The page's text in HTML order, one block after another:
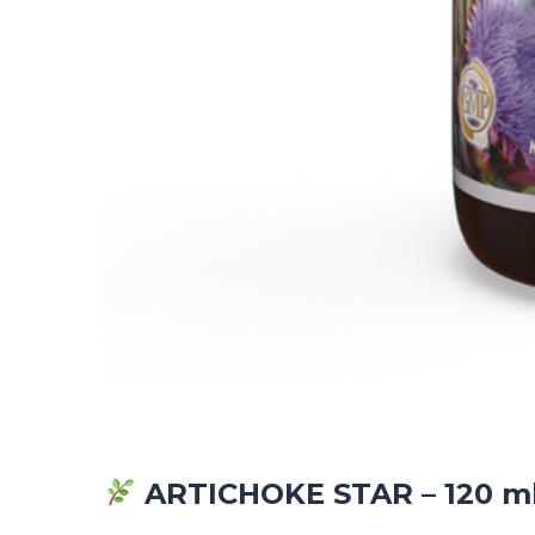
ARTICHOKE STAR – 120